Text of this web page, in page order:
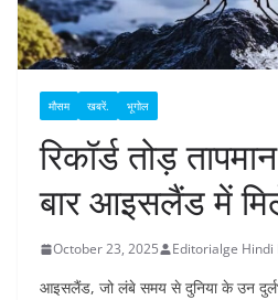
मौसम खबरें. भूगोल
रिकॉर्ड तोड़
बार आइसलैंड में
October 23, 2025 Editorialge Hindi
आइसलैंड, जो लंबे समय से दुनिया के उन दुर्लभ